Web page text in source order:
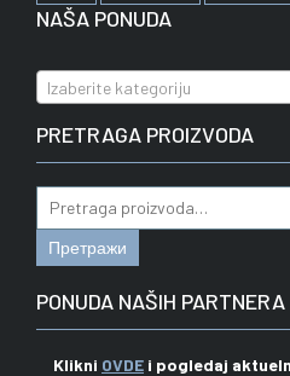
NAŠA PONUDA
Izaberite kategoriju
PRETRAGA PROIZVODA
Pretraga
Претражи
PONUDA NAŠIH PARTNERA
Klikni OVDE i pogledaj